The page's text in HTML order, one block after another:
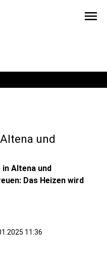
menu
und
Altena und
Das Heizen wird
11:36